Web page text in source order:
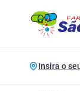
Insira o